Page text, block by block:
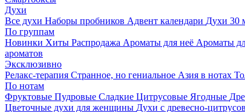
Духи
Все духи Наборы пробников Адвент календари Духи 30
По группам
Новинки Хиты Распродажа Ароматы для неё Ароматы
ароматов
Эксклюзивно
Релакс-терапия Странное, но гениальное Азия в нотах
По нотам
Фруктовые Пудровые Сладкие Цитрусовые Ягодные
Цветочные духи для женщины Духи с древесно-